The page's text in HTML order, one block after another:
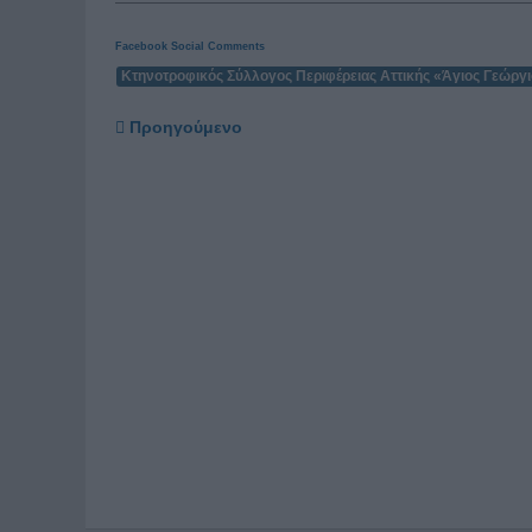
Facebook Social Comments
Κτηνοτροφικός Σύλλογος Περιφέρειας Αττικής «Άγιος
Προηγούμενο